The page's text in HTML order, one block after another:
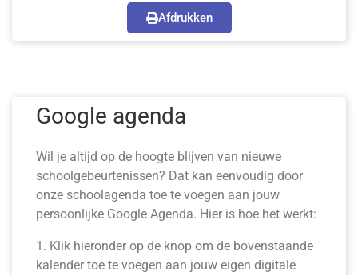
Afdrukken
Google agenda
Wil je altijd op de hoogte blijven van nieuwe
schoolgebeurtenissen? Dat kan eenvoudig door
onze schoolagenda toe te voegen aan jouw
persoonlijke Google Agenda. Hier is hoe het werkt:
1. Klik hieronder op de knop om de bovenstaande
kalender toe te voegen aan jouw eigen digitale